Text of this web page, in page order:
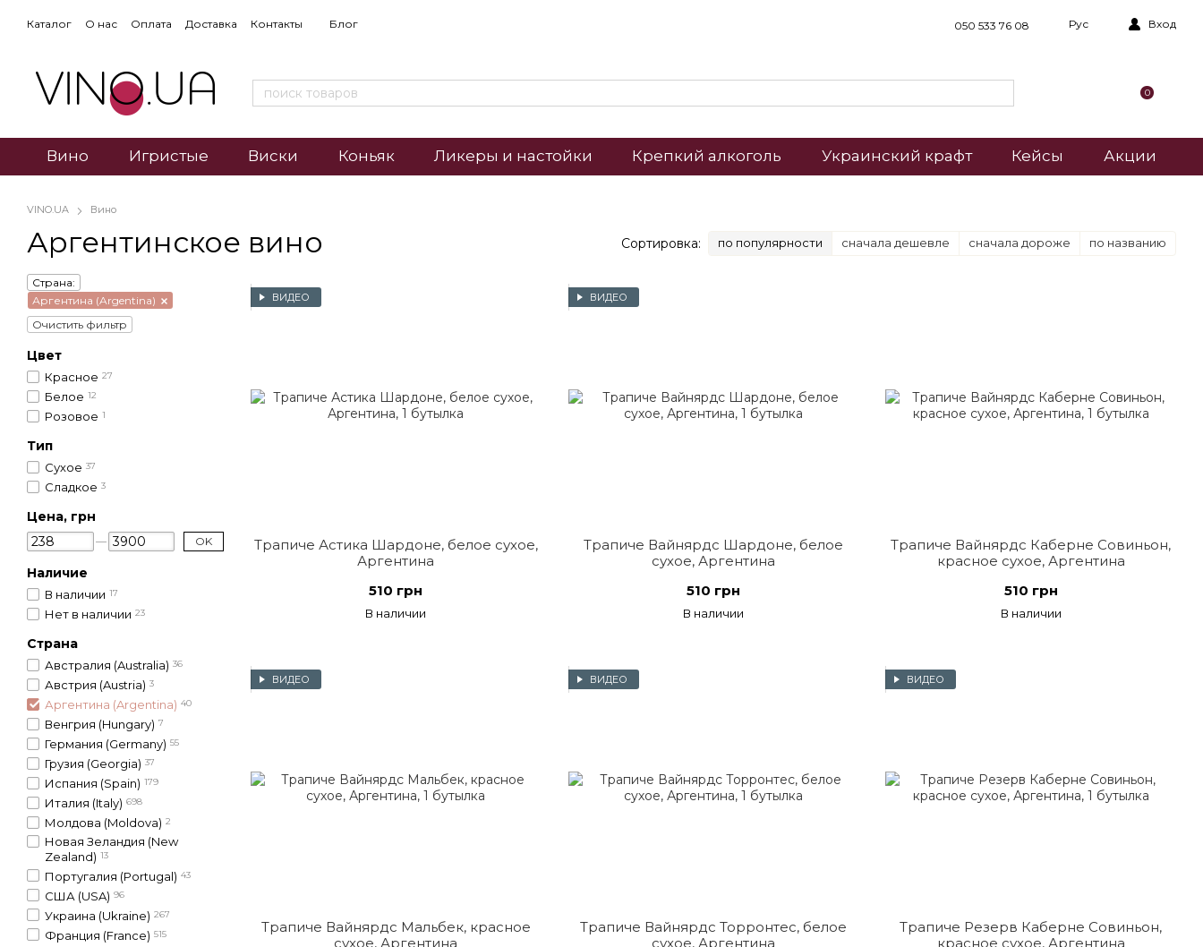
Каталог О нас Оплата Доставка Контакты Блог 050 533 76 08 Рус Вход
0
Вино Игристые Виски Коньяк Ликеры и настойки Крепкий алкоголь Украинский крафт Кейсы Акции
VINO.UA Вино
Аргентинское вино Сортировка: по популярности сначала дешевле сначала дороже по названию
ВИДЕО
Трапиче Астика Шардоне, белое сухое,
Аргентина
510 грн
В наличии
ВИДЕО
Трапиче Вайнярдс Шардоне, белое
сухое, Аргентина
510 грн
В наличии
Трапиче Вайнярдс Каберне Совиньон,
красное сухое, Аргентина
510 грн
В наличии
ВИДЕО
Трапиче Вайнярдс Мальбек, красное
сухое, Аргентина
ВИДЕО
Трапиче Вайнярдс Торронтес, белое
сухое, Аргентина
ВИДЕО
Трапиче Резерв Каберне Совиньон,
красное сухое, Аргентина
Страна:
Аргентина (Argentina)
Очистить фильтр
Цвет
Красное 27
Белое 12
Розовое 1
Тип
Сухое 37
Сладкое 3
Цена, грн
OK
Наличие
В наличии 17
Нет в наличии 23
Страна
Австралия (Australia) 36
Австрия (Austria) 3
Аргентина (Argentina) 40
Венгрия (Hungary) 7
Германия (Germany) 55
Грузия (Georgia) 37
Испания (Spain) 179
Италия (Italy) 698
Молдова (Moldova) 2
Новая Зеландия (New
Zealand) 13
Португалия (Portugal) 43
США (USA) 96
Украина (Ukraine) 267
Франция (France) 515